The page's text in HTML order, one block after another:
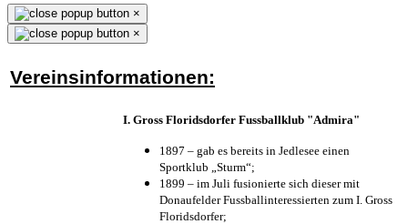
×
×
Vereinsinformationen:
I. Gross Floridsdorfer Fussballklub "Admira"
1897 – gab es bereits in Jedlesee einen
Sportklub „Sturm“;
1899 – im Juli fusionierte sich dieser mit
Donaufelder Fussballinteressierten zum I. Gross
Floridsdorfer;